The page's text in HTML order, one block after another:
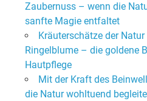
Zaubernuss – wenn die
sanfte Magie entfaltet
Kräuterschätze der
Ringelblume – die goldene
Hautpflege
Mit der Kraft des
die Natur wohltuend